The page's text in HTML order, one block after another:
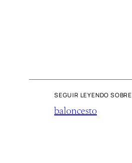
SEGUIR LEYENDO SOBRE
baloncesto